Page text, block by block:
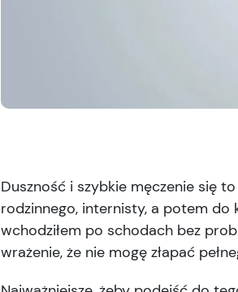
Duszność i szybkie męczenie się
rodzinnego, internisty, a potem do
wchodziłem po schodach bez
wrażenie, że nie mogę złapać